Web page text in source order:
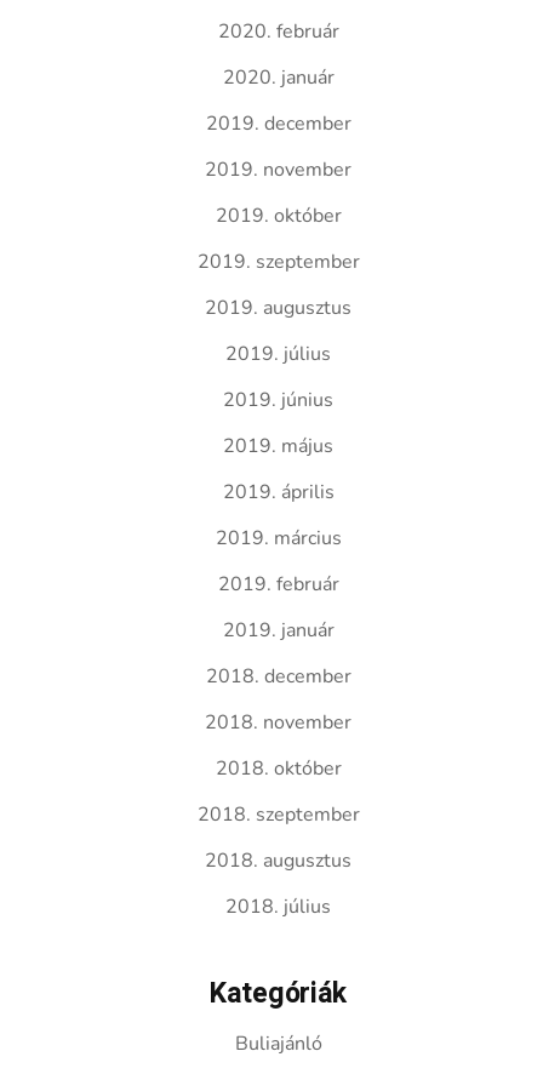
2020. február
2020. január
2019. december
2019. november
2019. október
2019. szeptember
2019. augusztus
2019. július
2019. június
2019. május
2019. április
2019. március
2019. február
2019. január
2018. december
2018. november
2018. október
2018. szeptember
2018. augusztus
2018. július
Kategóriák
Buliajánló